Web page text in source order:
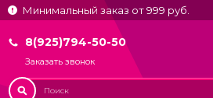
Минимальный заказ от 999 руб.
8(925)794-50-50
Заказать звонок